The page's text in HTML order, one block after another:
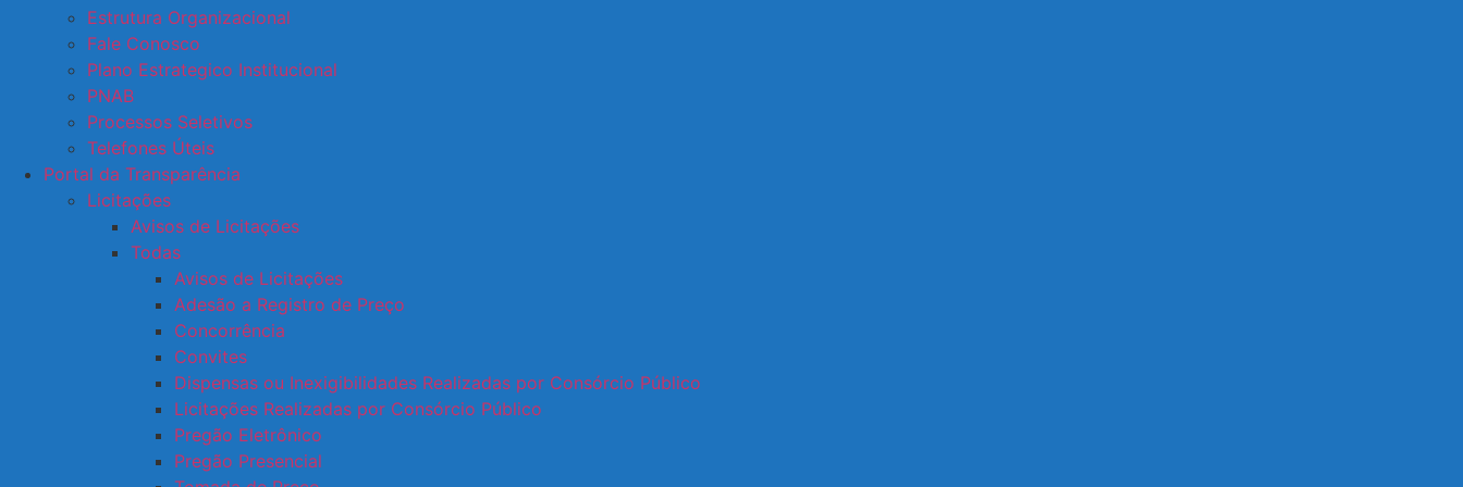
Estrutura Organizacional
Fale Conosco
Plano Estrategico Institucional
PNAB
Processos Seletivos
Telefones Úteis
Portal da Transparência
Licitações
Avisos de Licitações
Todas
Avisos de Licitações
Adesão a Registro de Preço
Concorrência
Convites
Dispensas ou Inexigibilidades Realizadas por Consórcio Público
Licitações Realizadas por Consórcio Público
Pregão Eletrônico
Pregão Presencial